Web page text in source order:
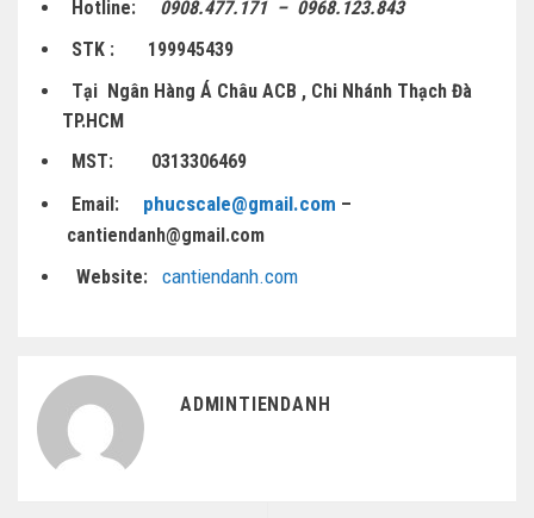
Hotline: 0908.477.171 – 0968.123.843
STK : 199945439
Tại Ngân Hàng Á Châu ACB , Chi Nhánh Thạch Đà
TP.HCM
MST: 0313306469
Email: phucscale@gmail.com –
cantiendanh@gmail.com
Website:
cantiendanh.com
ADMINTIENDANH